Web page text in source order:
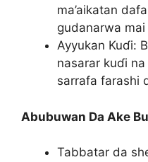
ma’aikatan
gudanarwa
Ayyukan Kuɗi:
nasarar kuɗi
sarrafa farashi
Abubuwan Da Ake
Tabbatar da